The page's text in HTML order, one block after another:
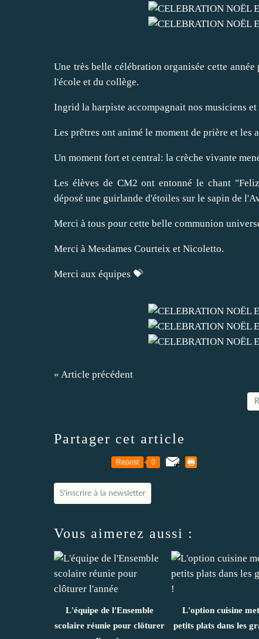
Une très belle célébration organisée cette
l'école et du collège.
Ingrid la harpiste accompagnait nos musiciens
Les prêtres ont animé le moment de prière et les
Un moment fort et central: la crèche vivante
Les élèves de CM2 ont entonné le chant
déposé une guirlande d'étoiles sur le sapin de
Merci à tous pour cette belle communion
Merci à Mesdames Courteix et Nicoletto.
Merci aux équipes 💝
« Article précédent
Partager cet article
Repost 0
S'inscrire à la newsletter
Vous aimerez aussi :
L'équipe de l'Ensemble
scolaire réunie pour clôturer
L'option cuisine
petits plats dans les